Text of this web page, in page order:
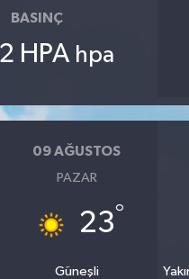
BASINÇ
HPA hpa
09 AĞUSTOS
PAZAR
23°
Güneşli